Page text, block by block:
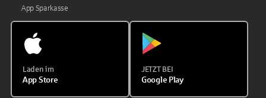
App Sparkasse
Laden im
App Store
JETZT BEI
Google Play